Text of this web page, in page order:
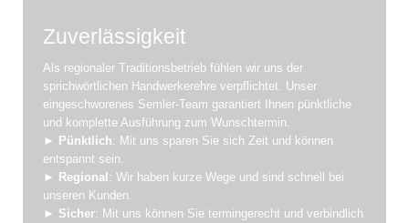
Zuverlässigkeit
Als regionaler Traditionsbetrieb fühlen wir uns der
sprichwörtlichen Handwerkerehre verpflichtet. Unser
eingeschworenes Semler-Team garantiert Ihnen pünktliche
und komplette Ausführung zum Wunschtermin.
►
Pünktlich: Mit uns sparen Sie sich Zeit und können
entspannt sein.
►
Regional : Wir haben kurze Wege und sind schnell bei
unseren Kunden.
► Sicher: Mit uns können Sie termingerecht und verbindlich